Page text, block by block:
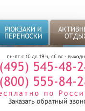
РЮКЗАКИ И
ПЕРЕНОСКИ
пн-пт с 10 до 19 ч, сб вс -
545-48-
555-84-
по
Заказать обратный